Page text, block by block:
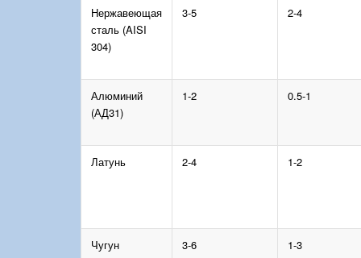
Нержавеющая
сталь (AISI
304)
3-5 2-4
Алюминий
(АД31)
1-2 0.5-1
Латунь 2-4 1-2
Чугун 3-6 1-3